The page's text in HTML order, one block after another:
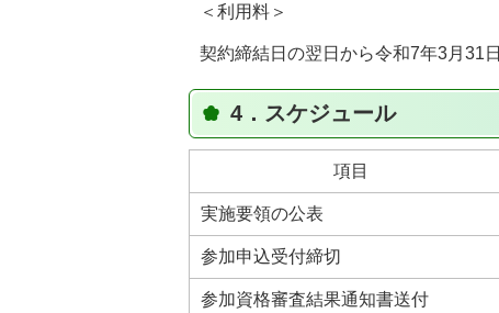
＜利用料＞
契約締結日の翌日から令和7年3月31日
4．スケジュール
項目
実施要領の公表
参加申込受付締切
参加資格審査結果通知書送付